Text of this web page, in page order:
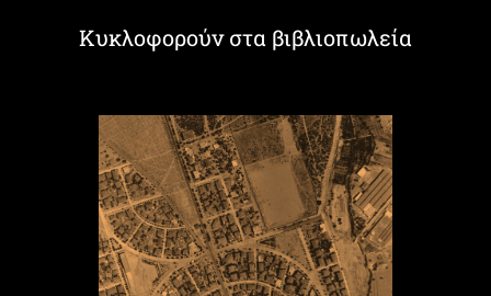
Κυκλοφορούν στα βιβλιοπωλεία